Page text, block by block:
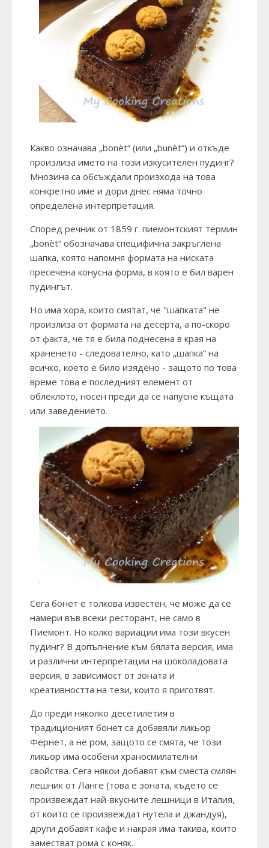
Какво означава „bonèt“ (или „bunèt“) и откъде
произлиза името на този изкусителен пудинг?
Мнозина са обсъждали произхода на това
конкретно име и дори днес няма точно
определена интерпретация.
Според речник от 1859 г. пиемонтският термин
„bonèt“ обозначава специфична закръглена
шапка, която напомня формата на ниската
пресечена конусна форма, в която е бил варен
пудингът.
Но има хора, които смятат, че "шапката" не
произлиза от формата на десерта, а по-скоро
от факта, че тя е била поднесена в края на
храненето - следователно, като „шапка“ на
всичко, което е било изядено - защото по това
време това е последният елемент от
облеклото, носен преди да се напусне къщата
или заведението.
Сега бонет е толкова известен, че може да се
намери във всеки ресторант, не само в
Пиемонт. Но колко вариации има този вкусен
пудинг? В допълнение към бялата версия, има
и различни интерпретации на шоколадовата
версия, в зависимост от зоната и
креативността на тези, които я приготвят.
До преди няколко десетилетия в
традиционият бонет са добавяли ликьор
Фернет, а не ром, защото се смята, че този
ликьор има особени храносмилателни
свойства. Сега някои добавят към сместа смлян
лешник от Ланге (това е зоната, където се
произвеждат най-вкусните лешници в Италия,
от които се произвеждат нутела и джандуя),
други добавят кафе и накрая има такива, които
заместват рома с коняк.